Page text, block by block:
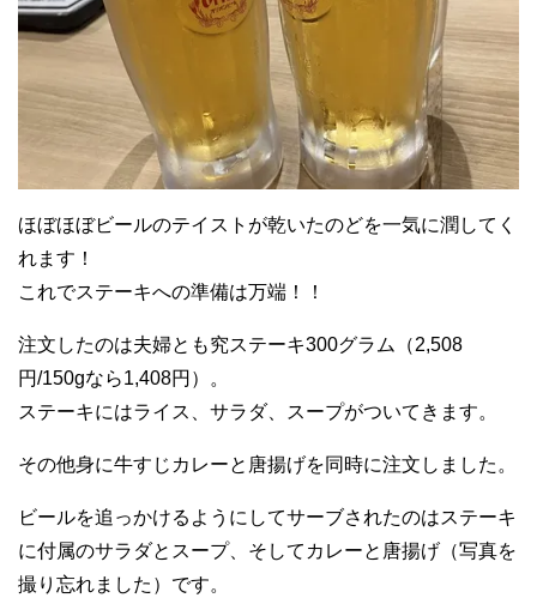
ほぼほぼビールのテイストが乾いたのどを一気に潤してく
れます！
これでステーキへの準備は万端！！
注文したのは夫婦とも究ステーキ300グラム（2,508
円/150gなら1,408円）。
ステーキにはライス、サラダ、スープがついてきます。
その他身に牛すじカレーと唐揚げを同時に注文しました。
ビールを追っかけるようにしてサーブされたのはステーキ
に付属のサラダとスープ、そしてカレーと唐揚げ（写真を
撮り忘れました）です。